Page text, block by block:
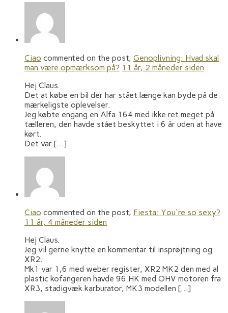
Ciao commented on the post, Genoplivning: Hvad skal
man være opmærksom på? 11 år, 2 måneder siden
Hej Claus.
Det at købe en bil der har stået længe kan byde på de
mærkeligste oplevelser.
Jeg købte engang en Alfa 164 med ikke ret meget på
tælleren, den havde stået beskyttet i 6 år uden at have
kørt.
Det var […]
Ciao commented on the post, Fiesta: You're so sexy?
11 år, 4 måneder siden
Hej Claus.
Jeg vil gerne knytte en kommentar til insprøjtning og
XR2.
Mk1 var 1,6 med weber register, XR2 MK2 den med al
plastic kofangeren havde 96 HK med OHV motoren fra
XR3, stadigvæk karburator, MK3 modellen […]